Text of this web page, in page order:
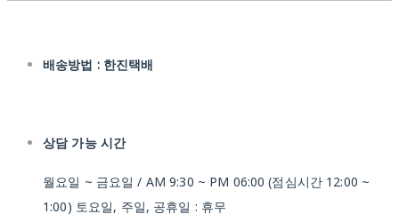
배송방법 : 한진택배
상담 가능 시간
월요일 ~ 금요일 / AM 9:30 ~ PM 06:00 (점심시간 12:00 ~
1:00) 토요일, 주일, 공휴일 : 휴무